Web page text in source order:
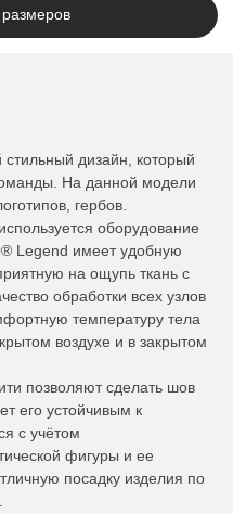
дизайн, который
На данной модели
гербов.
оборудование
Legend имеет удобную
на ощупь ткань с
обработки всех узлов
температуру тела
воздухе и в закрытом
позволяют сделать шов
его устойчивым к
с учётом
фигуры и ее
посадку изделия по